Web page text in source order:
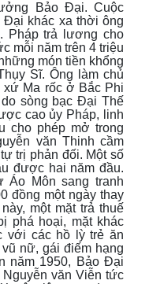
Bảo Đại. Cuộc
Đại khác xa thời ông
Pháp trả lương cho
mỗi năm trên 4 triệu
món tiền khổng
Sĩ. Ông làm chủ
xứ Ma rốc ở Bắc Phi
sòng bạc Đại Thế
cao ủy Pháp, linh
cho phép mở trong
văn Thinh cầm
trị phản đối. Một số
được hai năm đầu.
Áo Môn sang tranh
đồng một ngày thay
một mặt trả thuế
phá hoại, mặt khác
với các hồ lỳ trẻ ăn
nữ, gái điếm hạng
năm 1950, Bảo Đại
văn Viễn tức